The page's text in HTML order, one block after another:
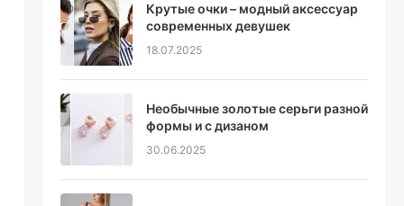
Крутые очки – модный аксессуар
современных девушек
18.07.2025
Необычные золотые серьги разной
формы и с дизаном
30.06.2025